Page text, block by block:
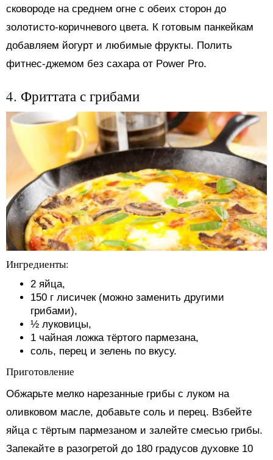
сковороде на среднем огне с обеих сторон до
золотисто-коричневого цвета. К готовым панкейкам
добавляем йогурт и любимые фрукты. Полить
фитнес-джемом без сахара от Power Pro.
4. Фриттата с грибами
Ингредиенты:
2 яйца,
150 г лисичек (можно заменить другими
грибами),
½ луковицы,
1 чайная ложка тёртого пармезана,
соль, перец и зелень по вкусу.
Приготовление
Обжарьте мелко нарезанные грибы с луком на
оливковом масле, добавьте соль и перец. Взбейте
яйца с тёртым пармезаном и залейте смесью грибы.
Запекайте в разогретой до 180 градусов духовке 10